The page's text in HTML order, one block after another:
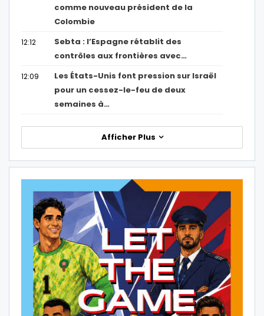
comme nouveau président de la
Colombie
12:12
Sebta : l’Espagne rétablit des
contrôles aux frontières avec…
12:09
Les États-Unis font pression sur Israël
pour un cessez-le-feu de deux
semaines à…
Afficher Plus